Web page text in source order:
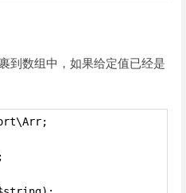
到数组中，如果给定值已经是